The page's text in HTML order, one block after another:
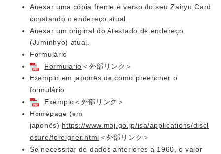
Anexar uma cópia frente e verso do seu Zairyu Card
constando o endereço atual.
Anexar um original do Atestado de endereço
(Juminhyo) atual.
Formulário
Formulario ＜外部リンク＞
Exemplo em japonês de como preencher o
formulário
Exemplo ＜外部リンク＞
Homepage (em
japonês) https://www.moj.go.jp/isa/applications/discl
osure/foreigner.html ＜外部リンク＞
Se necessitar de dados anteriores a 1960, o valor